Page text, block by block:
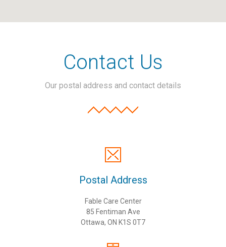
Contact Us
Our postal address and contact details
Postal Address
Fable Care Center
85 Fentiman Ave
Ottawa, ON K1S 0T7